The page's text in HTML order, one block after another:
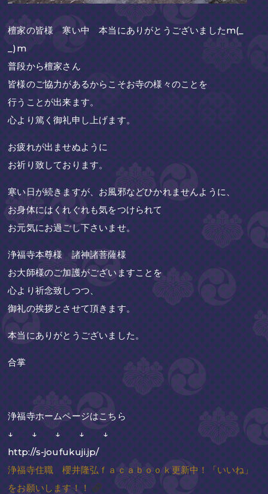
檀家の皆様 寒い中 本当にありがとうございましたm(_
_)m
普段から檀家さん
皆様のご協力があるからこそお寺の様々のことを
行うことが出来ます。
心より篤く御礼申し上げます。
お疲れが出ませぬように
お祈り致しております。
寒い日が続きますが、お風邪などひかれませんように、
お身体にはくれぐれも気をつけられて
お元気にお過ごし下さいませ。
浄福寺本尊様 諸神諸菩薩様
お大師様のご加護がございますことを
心より祈念致しつつ、
御礼の挨拶とさせて頂きます。
本当にありがとうございました。
合掌
浄福寺ホームページはこちら
↓ ↓ ↓ ↓ ↓
http://s-joufukuji.jp/
浄福寺住職 櫻井隆弘ｆａｃａｂｏｏｋ更新中！「いいね」
をお願いします！！